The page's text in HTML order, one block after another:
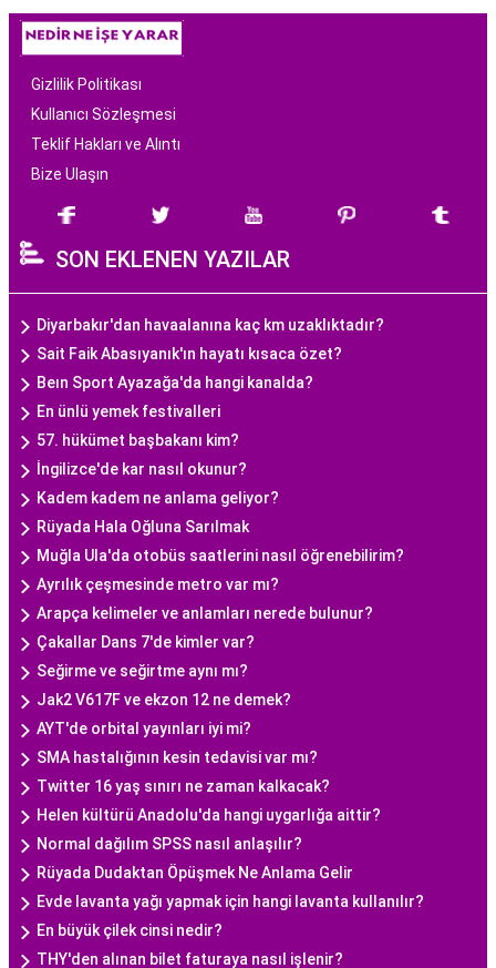
Gizlilik Politikası
Kullanıcı Sözleşmesi
Teklif Hakları ve Alıntı
Bize Ulaşın
SON EKLENEN YAZILAR
Diyarbakır'dan havaalanına kaç km uzaklıktadır?
Sait Faik Abasıyanık'ın hayatı kısaca özet?
Beın Sport Ayazağa'da hangi kanalda?
En ünlü yemek festivalleri
57. hükümet başbakanı kim?
İngilizce'de kar nasıl okunur?
Kadem kadem ne anlama geliyor?
Rüyada Hala Oğluna Sarılmak
Muğla Ula'da otobüs saatlerini nasıl öğrenebilirim?
Ayrılık çeşmesinde metro var mı?
Arapça kelimeler ve anlamları nerede bulunur?
Çakallar Dans 7'de kimler var?
Seğirme ve seğirtme aynı mı?
Jak2 V617F ve ekzon 12 ne demek?
AYT'de orbital yayınları iyi mi?
SMA hastalığının kesin tedavisi var mı?
Twitter 16 yaş sınırı ne zaman kalkacak?
Helen kültürü Anadolu'da hangi uygarlığa aittir?
Normal dağılım SPSS nasıl anlaşılır?
Rüyada Dudaktan Öpüşmek Ne Anlama Gelir
Evde lavanta yağı yapmak için hangi lavanta kullanılır?
En büyük çilek cinsi nedir?
THY'den alınan bilet faturaya nasıl işlenir?